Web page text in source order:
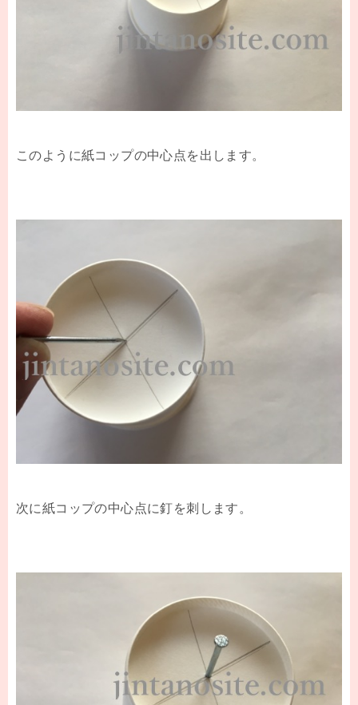
このように紙コップの中心点を出します。
次に紙コップの中心点に釘を刺します。